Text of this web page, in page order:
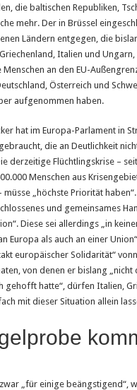
die baltischen Republiken,
mehr. Der in Brüssel
Ländern entgegen, die
Italien und Ungarn,
an den EU-
Österreich und
aufgenommen haben.
hat im Europa-Parlament in
die an Deutlichkeit
derzeitige Flüchtlingskrise –
Menschen aus
„höchste Priorität
und gemeinsames
Diese sei allerdings „in
Europa als auch an einer
europäischer Solidarität“
von denen er bislang „nicht
gehofft hatte“, dürfen Italien,
mit dieser Situation allein
„für einige beängstigend“,